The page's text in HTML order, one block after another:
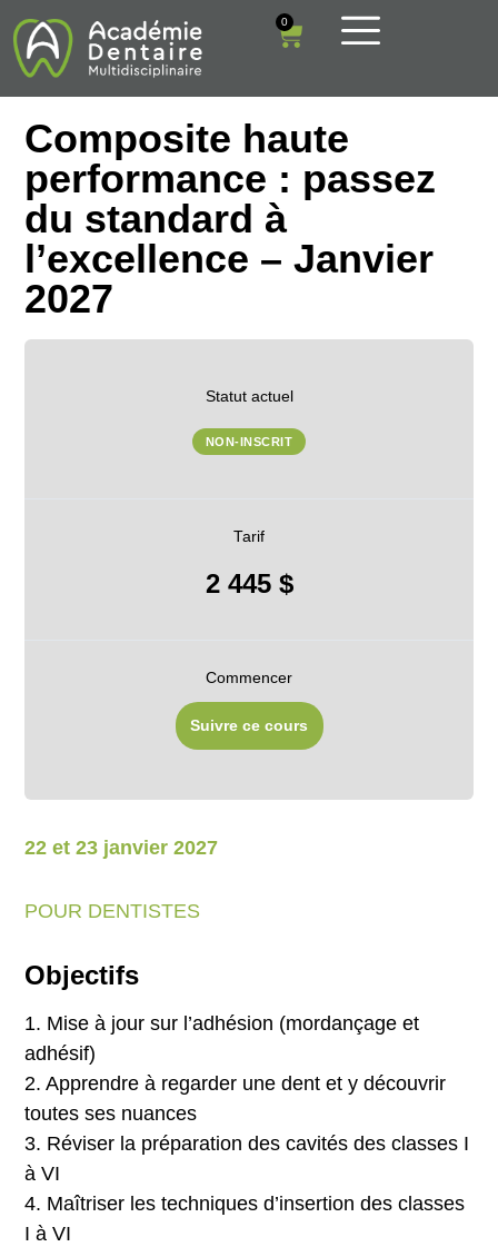
0
Composite haute
performance : passez
du standard à
l’excellence – Janvier
2027
Statut actuel
NON-INSCRIT
Tarif
2 445 $
Commencer
Suivre ce cours
22 et 23 janvier 2027
POUR DENTISTES
Objectifs
1. Mise à jour sur l’adhésion (mordançage et
adhésif)
2. Apprendre à regarder une dent et y découvrir
toutes ses nuances
3. Réviser la préparation des cavités des classes I
à VI
4. Maîtriser les techniques d’insertion des classes
I à VI